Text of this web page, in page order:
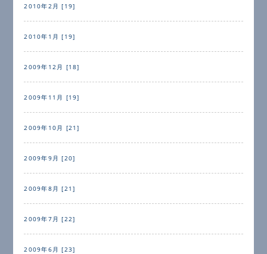
2010年2月 [19]
2010年1月 [19]
2009年12月 [18]
2009年11月 [19]
2009年10月 [21]
2009年9月 [20]
2009年8月 [21]
2009年7月 [22]
2009年6月 [23]